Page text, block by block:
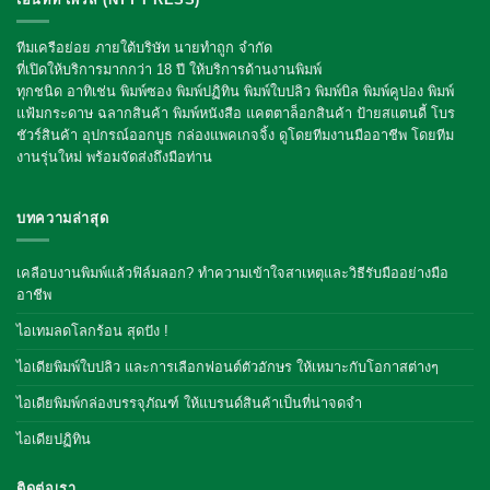
ทีมเครือย่อย ภายใต้บริษัท นายทำถูก จำกัด
ที่เปิดให้บริการมากกว่า 18 ปี ให้บริการด้านงานพิมพ์
ทุกชนิด อาทิเช่น พิมพ์ซอง พิมพ์ปฏิทิน พิมพ์ใบปลิว พิมพ์บิล พิมพ์คูปอง พิมพ์
แฟ้มกระดาษ ฉลากสินค้า พิมพ์หนังสือ แคตตาล็อกสินค้า ป้ายสแตนดี้ โบร
ชัวร์สินค้า อุปกรณ์ออกบูธ กล่องแพคเกจจิ้ง ดูโดยทีมงานมืออาชีพ โดยทีม
งานรุ่นใหม่ พร้อมจัดส่งถึงมือท่าน
บทความล่าสุด
เคลือบงานพิมพ์แล้วฟิล์มลอก? ทำความเข้าใจสาเหตุและวิธีรับมืออย่างมือ
อาชีพ
ไอเทมลดโลกร้อน สุดปัง !
ไอเดียพิมพ์ใบปลิว และการเลือกฟอนต์ตัวอักษร ให้เหมาะกับโอกาสต่างๆ
ไอเดียพิมพ์กล่องบรรจุภัณฑ์ ให้แบรนด์สินค้าเป็นที่น่าจดจำ
ไอเดียปฏิทิน